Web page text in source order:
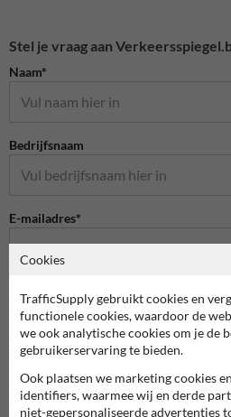
Stel je vraag aan
Naam*
Bedrijfsnaam
E-mailadres*
Telefoonnummer
Cookies
TrafficSupply gebruikt cookies en
functionele cookies, waardoor de
we ook analytische cookies om je de
gebruikerservaring te bieden.
Ook plaatsen we marketing cookies
identifiers, waarmee wij en derde
niet-gepersonaliseerde advertenties